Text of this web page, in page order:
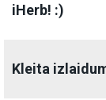
iHerb! :)
Kleita